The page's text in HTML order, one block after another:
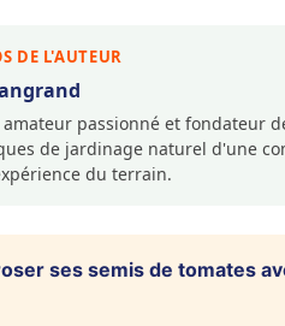
DE L'AUTEUR
amateur passionné et fondateur
de jardinage naturel d'une
du terrain.
ses semis de tomates